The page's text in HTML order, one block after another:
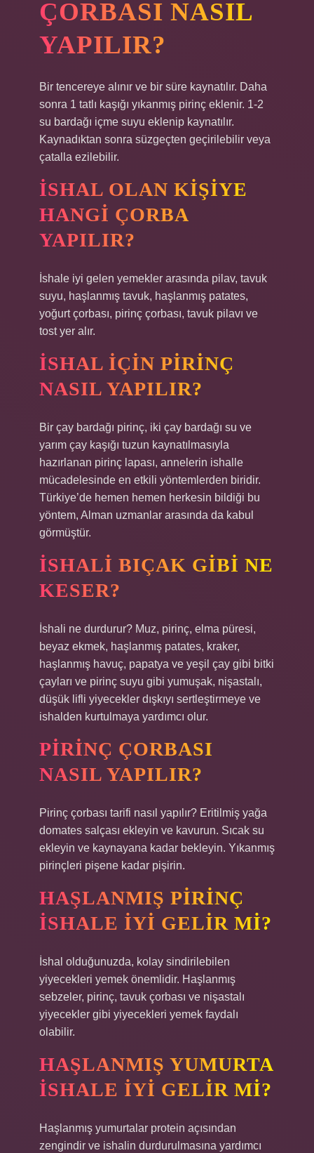
ÇORBASI NASIL
YAPILIR?
Bir tencereye alınır ve bir süre kaynatılır. Daha
sonra 1 tatlı kaşığı yıkanmış pirinç eklenir. 1-2
su bardağı içme suyu eklenip kaynatılır.
Kaynadıktan sonra süzgeçten geçirilebilir veya
çatalla ezilebilir.
İSHAL OLAN KIŞIYE
HANGI ÇORBA
YAPILIR?
İshale iyi gelen yemekler arasında pilav, tavuk
suyu, haşlanmış tavuk, haşlanmış patates,
yoğurt çorbası, pirinç çorbası, tavuk pilavı ve
tost yer alır.
İSHAL IÇIN PIRINÇ
NASIL YAPILIR?
Bir çay bardağı pirinç, iki çay bardağı su ve
yarım çay kaşığı tuzun kaynatılmasıyla
hazırlanan pirinç lapası, annelerin ishalle
mücadelesinde en etkili yöntemlerden biridir.
Türkiye’de hemen hemen herkesin bildiği bu
yöntem, Alman uzmanlar arasında da kabul
görmüştür.
İSHALI BIÇAK GIBI NE
KESER?
İshali ne durdurur? Muz, pirinç, elma püresi,
beyaz ekmek, haşlanmış patates, kraker,
haşlanmış havuç, papatya ve yeşil çay gibi bitki
çayları ve pirinç suyu gibi yumuşak, nişastalı,
düşük lifli yiyecekler dışkıyı sertleştirmeye ve
ishalden kurtulmaya yardımcı olur.
PIRINÇ ÇORBASI
NASIL YAPILIR?
Pirinç çorbası tarifi nasıl yapılır? Eritilmiş yağa
domates salçası ekleyin ve kavurun. Sıcak su
ekleyin ve kaynayana kadar bekleyin. Yıkanmış
pirinçleri pişene kadar pişirin.
HAŞLANMIŞ PIRINÇ
ISHALE IYI GELIR MI?
İshal olduğunuzda, kolay sindirilebilen
yiyecekleri yemek önemlidir. Haşlanmış
sebzeler, pirinç, tavuk çorbası ve nişastalı
yiyecekler gibi yiyecekleri yemek faydalı
olabilir.
HAŞLANMIŞ YUMURTA
ISHALE IYI GELIR MI?
Haşlanmış yumurtalar protein açısından
zengindir ve ishalin durdurulmasına yardımcı